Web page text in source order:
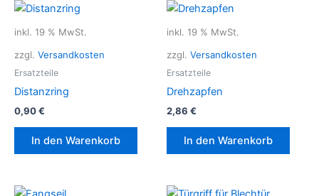
inkl. 19 % MwSt.
zzgl. Versandkosten
Ersatzteile
Distanzring
0,90€
In den Warenkorb
inkl. 19 % MwSt.
zzgl. Versandkosten
Ersatzteile
Drehzapfen
2,86 €
In den Warenkorb